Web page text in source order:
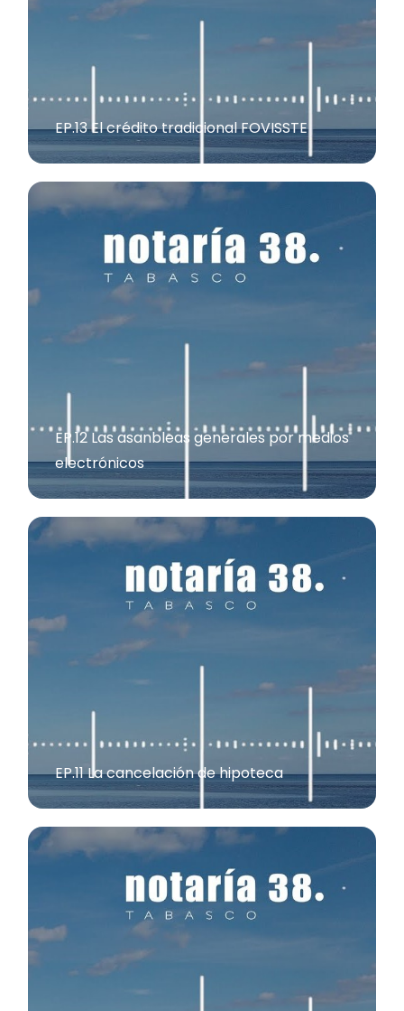
EP.13 El crédito tradicional FOVISSTE
EP.12 Las asanbleas generales por medios
electrónicos
EP.11 La cancelación de hipoteca